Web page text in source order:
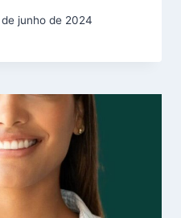
de junho de 2024